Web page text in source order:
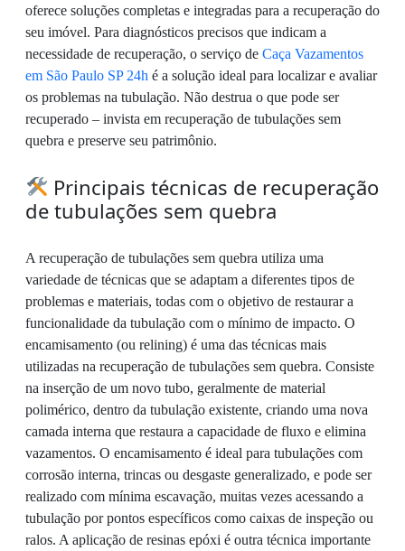
oferece soluções completas e integradas para a recuperação do
seu imóvel. Para diagnósticos precisos que indicam a
necessidade de recuperação, o serviço de Caça Vazamentos
em São Paulo SP 24h é a solução ideal para localizar e avaliar
os problemas na tubulação. Não destrua o que pode ser
recuperado – invista em recuperação de tubulações sem
quebra e preserve seu patrimônio.
Principais técnicas de recuperação
de tubulações sem quebra
A recuperação de tubulações sem quebra utiliza uma
variedade de técnicas que se adaptam a diferentes tipos de
problemas e materiais, todas com o objetivo de restaurar a
funcionalidade da tubulação com o mínimo de impacto. O
encamisamento (ou relining) é uma das técnicas mais
utilizadas na recuperação de tubulações sem quebra. Consiste
na inserção de um novo tubo, geralmente de material
polimérico, dentro da tubulação existente, criando uma nova
camada interna que restaura a capacidade de fluxo e elimina
vazamentos. O encamisamento é ideal para tubulações com
corrosão interna, trincas ou desgaste generalizado, e pode ser
realizado com mínima escavação, muitas vezes acessando a
tubulação por pontos específicos como caixas de inspeção ou
ralos. A aplicação de resinas epóxi é outra técnica importante